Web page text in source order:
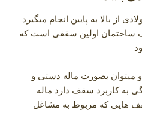
از بالا به پایین انجام میگیرد
ساختمان اولین سقفی است که
میتوان بصورت ماله دستی و
به کاربرد سقف دارد ماله
هایی که مربوط به مشاغل